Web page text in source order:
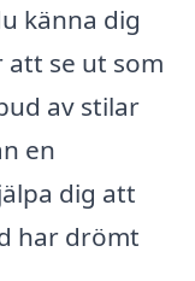
känna dig
se ut som
av stilar
en
dig att
har drömt